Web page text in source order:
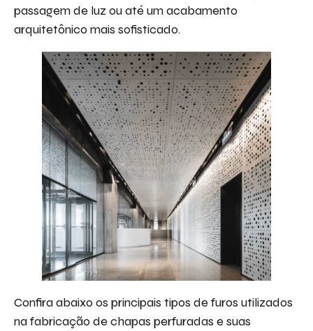
passagem de luz ou até um acabamento
arquitetônico mais sofisticado.
Confira abaixo os principais tipos de furos utilizados
na fabricação de chapas perfuradas e suas